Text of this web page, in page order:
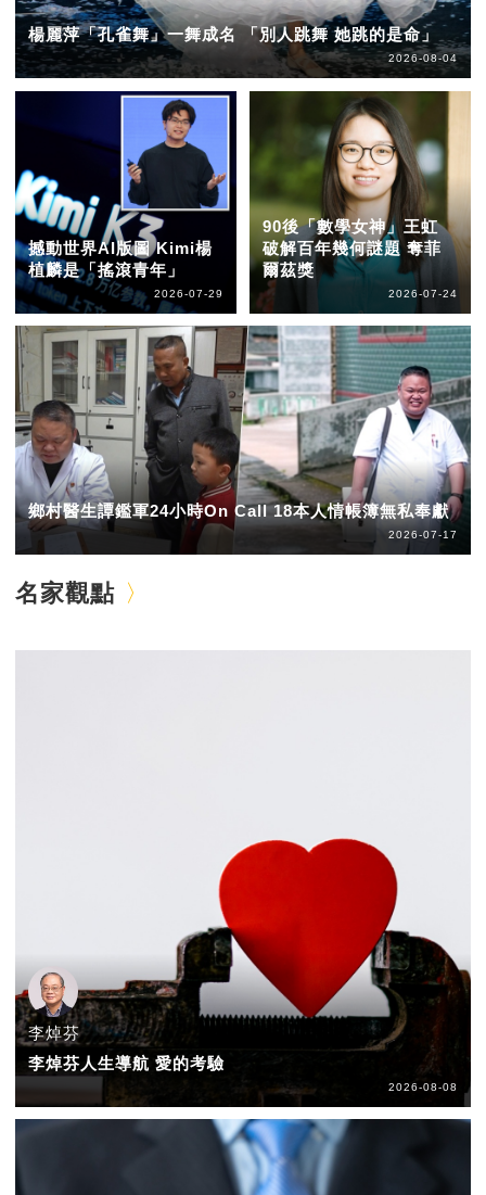
楊麗萍「孔雀舞」一舞成名 「別人跳舞 她跳的是命」
2026-08-04
撼動世界AI版圖 Kimi楊
植麟是「搖滾青年」
2026-07-29
90後「數學女神」王虹
破解百年幾何謎題 奪菲
爾茲獎
2026-07-24
鄉村醫生譚鑑軍24小時On Call 18本人情帳簿無私奉獻
2026-07-17
名家觀點
李焯芬
李焯芬人生導航 愛的考驗
2026-08-08